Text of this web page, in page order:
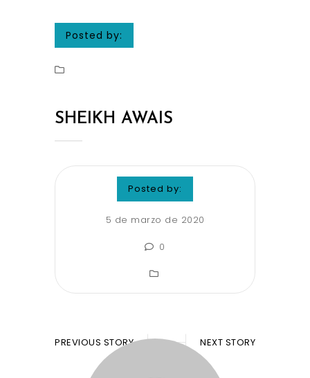
Posted by:
SHEIKH AWAIS
Posted by:
5 de marzo de 2020
0
PREVIOUS STORY NEXT STORY